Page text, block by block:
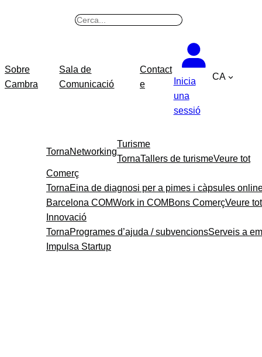
B
Sobre
Cambra
Sala de
Comunicació
Contact
e
Inicia
una
sessió
CA
TornaNetworking
Turisme
TornaTallers de turismeVeure tot
Comerç
TornaEina de diagnosi per a pimes i càpsules
Barcelona COMWork in COM Bons ComerçVeure tot
Innovació
TornaProgrames d’ajuda / subvencionsServeis a
Impulsa Startup